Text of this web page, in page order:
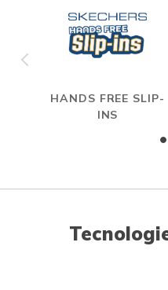
HANDS FREE SLIP-
INS